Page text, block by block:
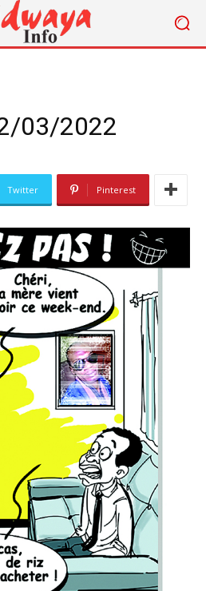
03/2022
Twitter Pinterest